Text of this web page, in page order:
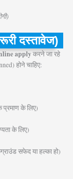
दस्तावेज)
applyकरने जा रहे
होने चाहिए:
प्रमाण के लिए)
के लिए)
सफेद या हल्का हो)